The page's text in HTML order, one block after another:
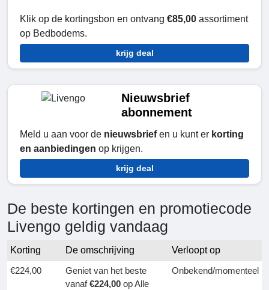
Klik op de kortingsbon en ontvang €85,00 assortiment
op Bedbodems.
krijg deal
Nieuwsbrief
abonnement
Meld u aan voor de nieuwsbriefen u kunt er korting
en aanbiedingen op krijgen.
krijg deal
De beste kortingen en promotiecode
Livengo geldig vandaag
Korting De omschrijving
Verloopt op
€224,00
Geniet van het beste
vanaf€224,00 op Alle
Onbekend/momenteel